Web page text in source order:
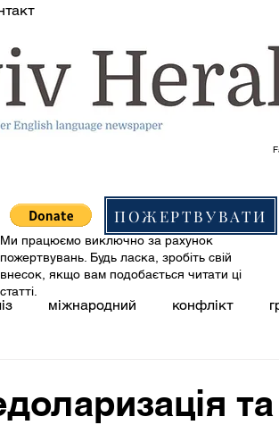
ПОЖЕРТВУВАТИ
Ми працюємо виключно за рахунок
пожертвувань. Будь ласка, зробіть свій
внесок, якщо вам подобається читати ці
статті.
міжнародний конфлікт
та